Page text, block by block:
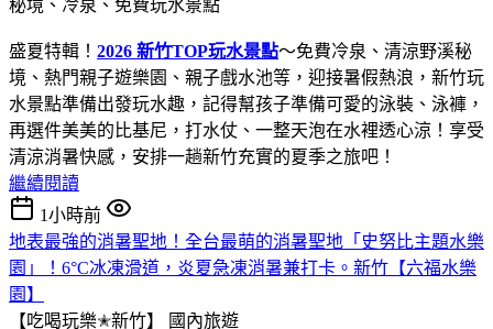
盛夏特輯！ 2026 新竹TOP玩水景點～免費冷泉、清涼野溪秘
境、熱門親子遊樂園、親子戲水池等，迎接暑假熱浪，新竹玩
水景點準備出發玩水趣，記得幫孩子準備可愛的泳裝、泳褲，
再選件美美的比基尼，打水仗、一整天泡在水裡透心涼！享受
清涼消暑快感，安排一趟新竹充實的夏季之旅吧！
繼續閱讀
1小時前
地表最強的消暑聖地！全台最萌的消暑聖地「史努比主題水樂
園」！6°C冰凍滑道，炎夏急凍消暑兼打卡。新竹【六福水樂
園】
【吃喝玩樂✭新竹】
國內旅遊